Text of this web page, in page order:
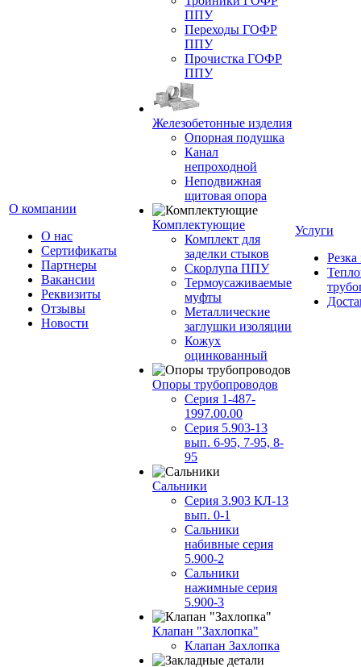
О компании
О нас
Сертификаты
Партнеры
Вакансии
Реквизиты
Отзывы
Новости
ППУ
Переходы ГОФР
ППУ
Прочистка ГОФР
ППУ
Железобетонные изделия
Опорная подушка
Канал
непроходной
Неподвижная
щитовая опора
Комплектующие
Комплект для
заделки стыков
Скорлупа ППУ
Термоусаживаемые
муфты
Металлические
заглушки изоляции
Кожух
оцинкованный
Опоры трубопроводов
Серия 1-487-
1997.00.00
Серия 5.903-13
вып. 6-95, 7-95, 8-
95
Сальники
Серия 3.903 КЛ-13
вып. 0-1
Сальники
набивные серия
5.900-2
Сальники
нажимные серия
5.900-3
Клапан "Захлопка"
Клапан Захлопка
Услуги
Резка